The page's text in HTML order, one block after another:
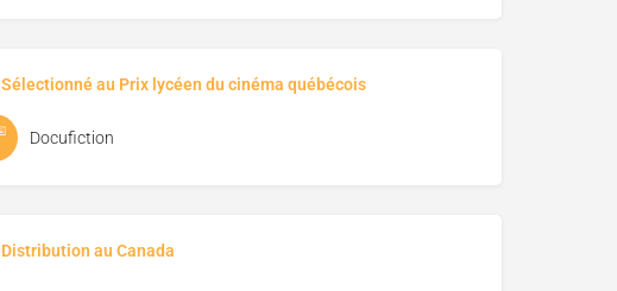
Sélectionné au Prix lycéen du cinéma québécois
Docufiction
Distribution au Canada